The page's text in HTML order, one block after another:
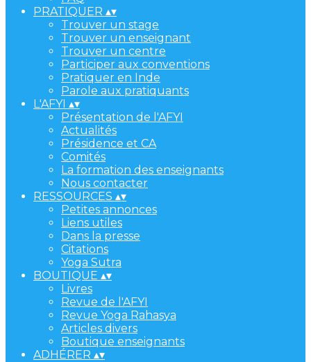
PRATIQUER ▴▾
Trouver un stage
Trouver un enseignant
Trouver un centre
Participer aux conventions
Pratiquer en Inde
Parole aux pratiquants
L'AFYI ▴▾
Présentation de l'AFYI
Actualités
Présidence et CA
Comités
La formation des enseignants
Nous contacter
RESSOURCES ▴▾
Petites annonces
Liens utiles
Dans la presse
Citations
Yoga Sutra
BOUTIQUE ▴▾
Livres
Revue de l'AFYI
Revue Yoga Rahasya
Articles divers
Boutique enseignants
ADHÉRER ▴▾